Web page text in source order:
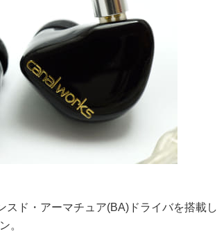
ド・アーマチュア(BA)ドライバを搭載し
。